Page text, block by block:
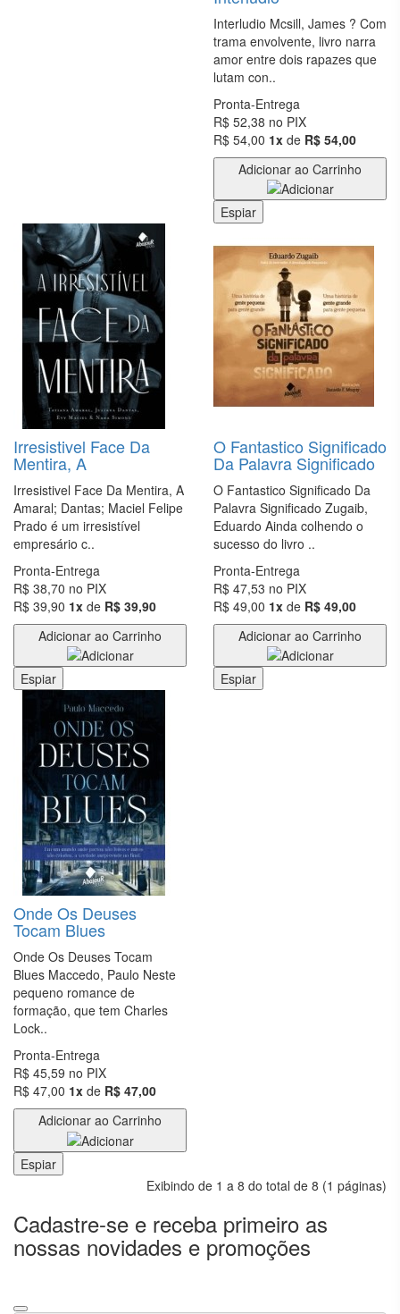
LITERATURA
INFANTO
JUVENIL
MEDICINA
POLÍTICA
VENDA
PRÉ-
VENDA ,
CULTURA
PRÉ-VENDA
AUTOAJUDA
PRÉ-
VENDA >
ARTES E
PRÉ-
CULTURA
PSICOLOGIA
RELIGIÃO
RELIGIÃO
| |PRÉ-
VENDA
RELIGIÃO|
|PRÉ-
VENDA
SAÚDE
FITNESS
SIMON
SINEK
SOCIOLOGIA
TESTE
TURISMO
Interludio Mcsill, James ? Com
trama envolvente, livro narra
amor entre dois rapazes que
lutam con..
Pronta-Entrega
R$ 52,38 no PIX
R$ 54,00 1x de R$ 54,00
Espiar
Irresistivel Face Da
Mentira, A
Irresistivel Face Da Mentira, A
Amaral; Dantas; Maciel Felipe
Prado é um irresistível
empresário c..
Pronta-Entrega
R$ 38,70 no PIX
R$ 39,90 1x de R$ 39,90
Espiar
O Fantastico Significado
Da Palavra Significado
O Fantastico Significado Da
Palavra Significado Zugaib,
Eduardo Ainda colhendo o
sucesso do livro ..
Pronta-Entrega
R$ 47,53 no PIX
R$ 49,00 1x de R$ 49,00
Espiar
Onde Os Deuses
Tocam Blues
Onde Os Deuses Tocam
Blues Maccedo, Paulo Neste
pequeno romance de
formação, que tem Charles
Lock..
Pronta-Entrega
R$ 45,59 no PIX
R$ 47,00 1x de R$ 47,00
Espiar
Exibindo de 1 a 8 do total de 8 (1 páginas)
Cadastre-se e receba primeiro as
nossas novidades e promoções